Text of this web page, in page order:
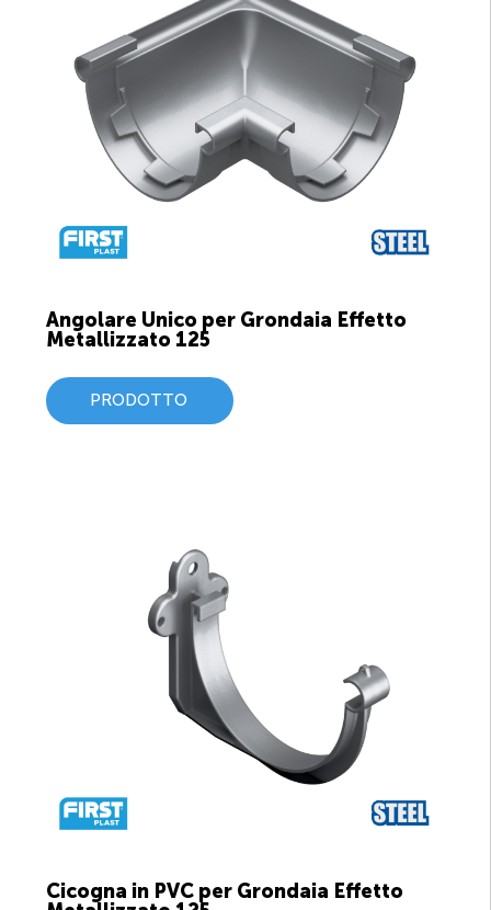
Angolare Unico per Grondaia Effetto
Metallizzato 125
PRODOTTO
Cicogna in PVC per Grondaia Effetto